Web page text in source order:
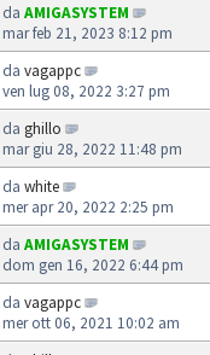
da AMIGASYSTEM
mar feb 21, 2023 8:12 pm
da vagappc
ven lug 08, 2022 3:27 pm
da ghillo
mar giu 28, 2022 11:48 pm
da white
mer apr 20, 2022 2:25 pm
da AMIGASYSTEM
dom gen 16, 2022 6:44 pm
da vagappc
mer ott 06, 2021 10:02 am